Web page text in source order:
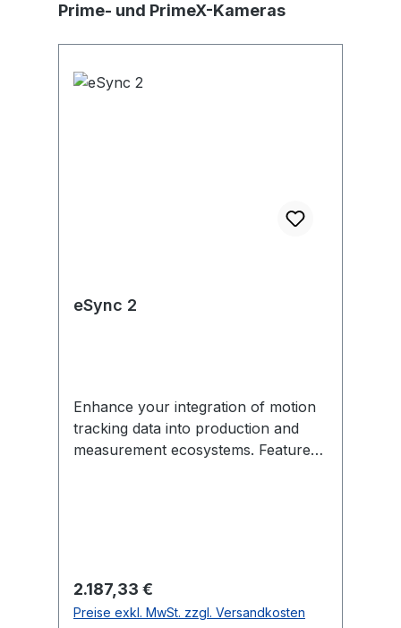
Prime- und PrimeX-Kameras
eSync 2
Enhance your integration of motion
tracking data into production and
measurement ecosystems. Features
(US/EU-compatible). In the Box 1
eSync 2 1 12V universal power
supply (US/EU-compatible) 2
Regulärer Preis:
2.187,33 €
Preise exkl. MwSt. zzgl. Versandkosten